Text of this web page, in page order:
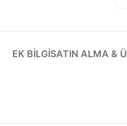
EK BILGISATIN ALMA &